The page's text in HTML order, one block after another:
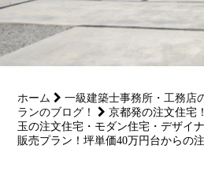
サービス
会社概要
ホーム
一級建築士事務所・工務店
ランのブログ！
京都発の注文住宅
玉の注文住宅・モダン住宅・デザイ
販売プラン！坪単価40万円台からの